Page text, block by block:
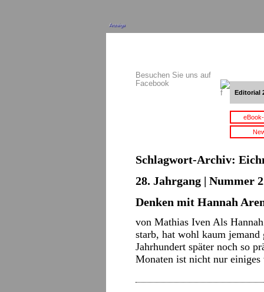
Anzeige
Besuchen Sie uns auf
Facebook
Editorial
Schlagwort-Archiv:
28. Jahrgang | Nummer
Denken mit Hannah
von Mathias Iven Als
starb, hat wohl kaum jemand
Jahrhundert später noch so
Monaten ist nicht nur